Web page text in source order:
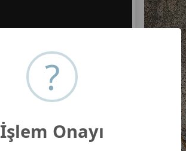
Gilindire Mağarası Tabiat Parkı
?
İşlem Onayı